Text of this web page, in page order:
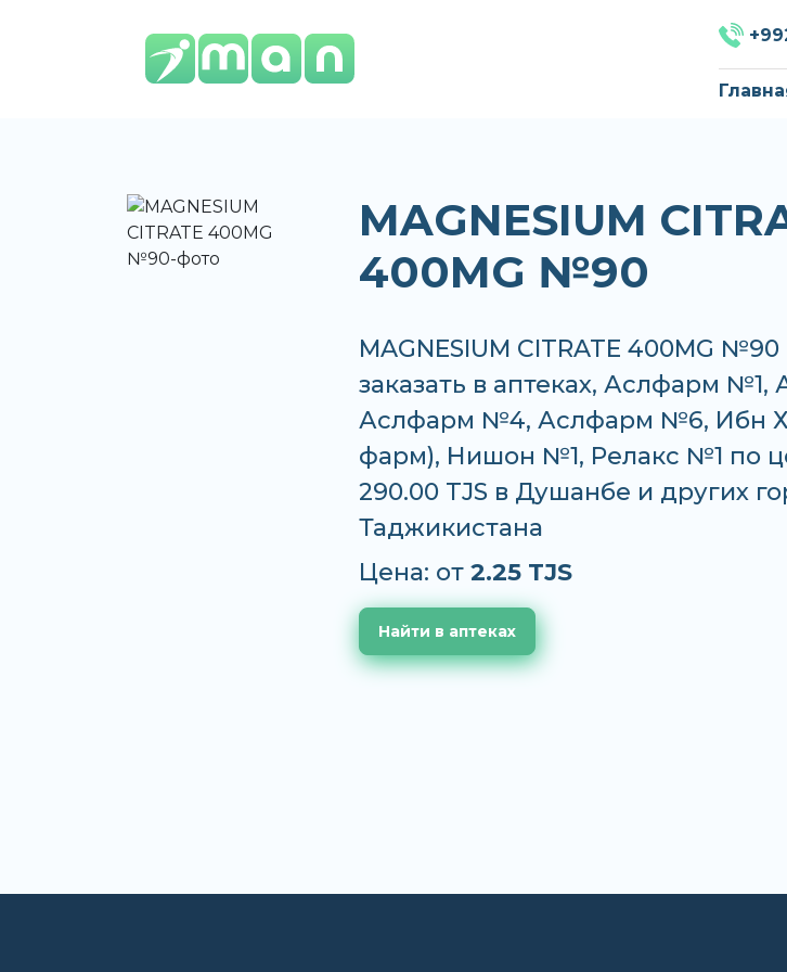
MAGNESIUM
400MG №90
MAGNESIUM CITRATE 400MG
заказать в аптеках, Аслфарм
Аслфарм №4, Аслфарм №6, Ибн
фарм), Нишон №1, Релакс №1 по
290.00 TJS в Душанбе и других
Таджикистана
Цена: от 2.25 TJS
Найти в аптеках